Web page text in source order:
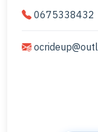
0675338432